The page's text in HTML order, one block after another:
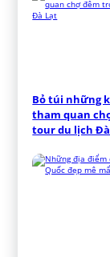
Bỏ túi những
tham quan
tour du lịch